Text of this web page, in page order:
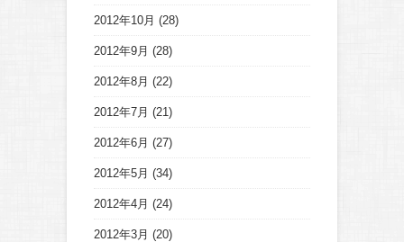
2012年10月 (28)
2012年9月 (28)
2012年8月 (22)
2012年7月 (21)
2012年6月 (27)
2012年5月 (34)
2012年4月 (24)
2012年3月 (20)